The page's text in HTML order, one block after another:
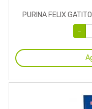
PURINA FELIX
-